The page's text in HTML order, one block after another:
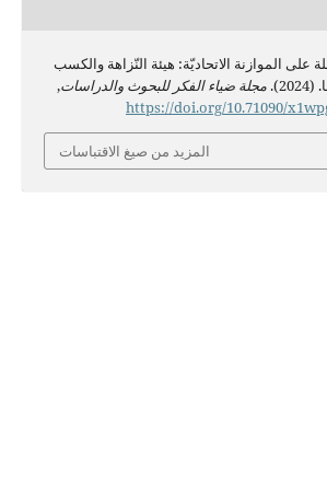
على الموازنة الاتحاديّة: هيئة النّزاهة والكسب
مجلة ضياء الفكر للبحوث والدراسات,
https://doi.org/10.71090/
المزيد من صيغ الاقتباسات